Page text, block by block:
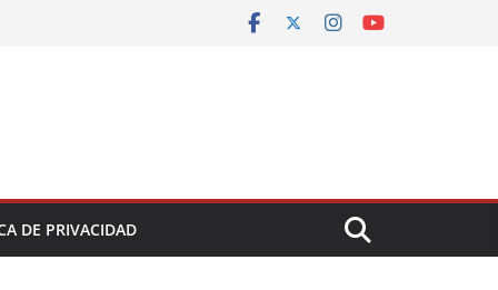
DE PRIVACIDAD